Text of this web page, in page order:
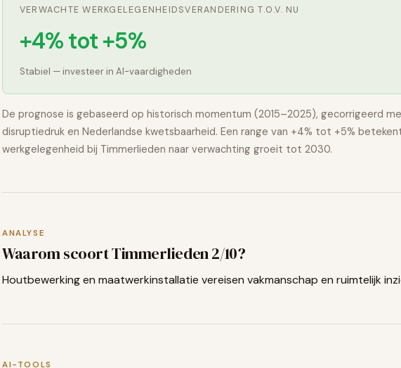
VERWACHTE WERKGELEGENHEIDSVERANDERING T.O.V. NU
+4% tot +5%
Stabiel — investeer in AI-vaardigheden
De prognose is gebaseerd op historisch momentum (2015–2025), gecorrigeerd
disruptiedruk en Nederlandse kwetsbaarheid. Een range van +4% tot +5%
werkgelegenheid bij Timmerlieden naar verwachting groeit tot 2030.
ANALYSE
Waarom scoortTimmerlieden2/10?
Houtbewerking en maatwerkinstallatie vereisen vakmanschap en ruimtelijk
AI-TOOLS